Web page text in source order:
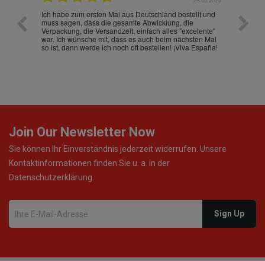
Ich habe zum ersten Mal aus Deutschland bestellt und
muss sagen, dass die gesamte Abwicklung, die
Verpackung, die Versandzeit, einfach alles "excelente"
war. Ich wünsche mit, dass es auch beim nächsten Mal
so ist, dann werde ich noch oft bestellen! ¡Viva España!
Die
gut
ist
Join Our Newsletter Now
Sie können Ihr Einverständnis jederzeit widerrufen. Unsere
Kontaktinformationen finden Sie u. a. in der
Datenschutzerklärung.